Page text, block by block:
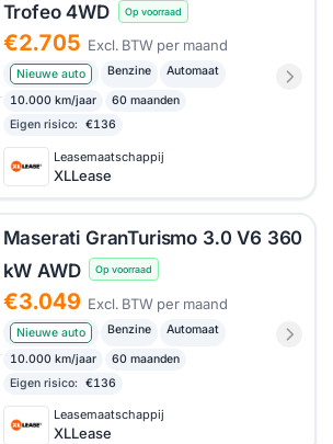
Trofeo 4WD
Op voorraad
€2.705 Excl. BTW per maand
Nieuwe auto Benzine Automaat
10.000 km/jaar
60 maanden
Eigen risico:
€136
Leasemaatschappij
XLLease
Maserati GranTurismo 3.0 V6 360
kW AWD
Op voorraad
€3.049 Excl. BTW per maand
Nieuwe auto Benzine Automaat
10.000 km/jaar
60 maanden
Eigen risico:
€136
Leasemaatschappij
XLLease